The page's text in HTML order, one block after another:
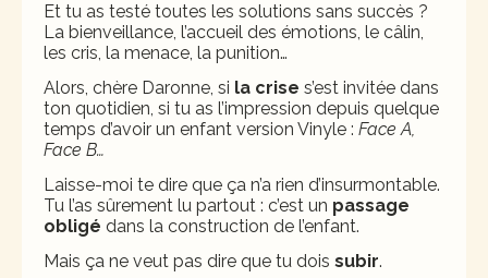
Et tu as testé toutes les solutions sans succès ?
La bienveillance, l’accueil des émotions, le câlin,
les cris, la menace, la punition…
Alors, chère Daronne, si la crise s’est invitée dans
ton quotidien, si tu as l’impression depuis quelque
temps d’avoir un enfant version Vinyle : Face A,
Face B…
Laisse-moi te dire que ça n’a rien d’insurmontable.
Tu l’as sûrement lu partout : c’est un passage
obligé dans la construction de l’enfant.
Mais ça ne veut pas dire que tu dois subir.